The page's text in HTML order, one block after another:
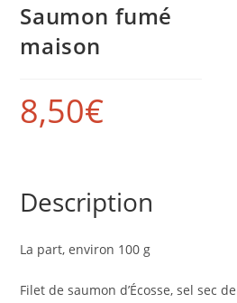
Saumon fumé
maison
8,50€
Description
La part, environ 100 g
Filet de saumon d’Écosse, sel sec